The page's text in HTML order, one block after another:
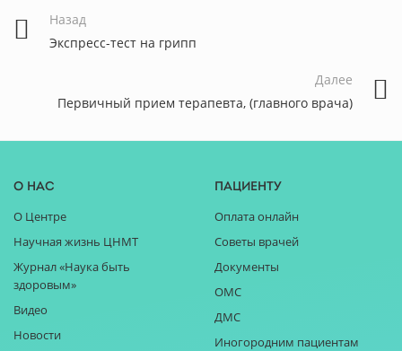
Назад
Экспресс-тест на грипп
Далее
Первичный прием терапевта, (главного врача)
О нас
О Центре
Научная жизнь ЦНМТ
Журнал «Наука быть
здоровым»
Видео
Новости
Пациенту
Оплата онлайн
Советы врачей
Документы
ОМС
ДМС
Иногородним пациентам